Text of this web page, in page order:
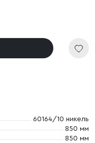
60164/10 никель
850 мм
850 мм